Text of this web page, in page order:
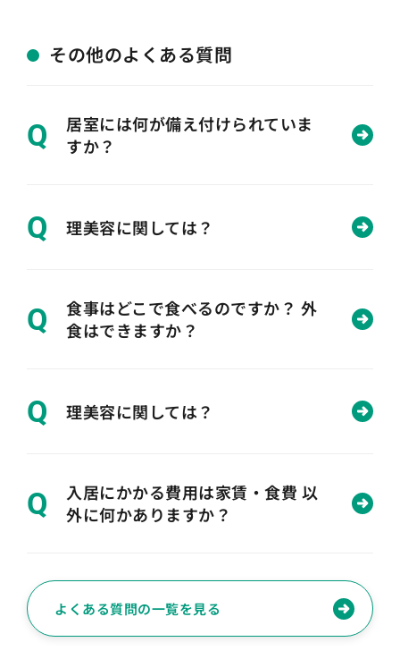
その他のよくある質問
Q
居室には何が備え付けられていま
すか？
Q 理美容に関しては？
Q
食事はどこで食べるのですか？ 外
食はできますか？
Q 理美容に関しては？
Q
入居にかかる費用は家賃・食費 以
外に何かありますか？
よくある質問の一覧を見る